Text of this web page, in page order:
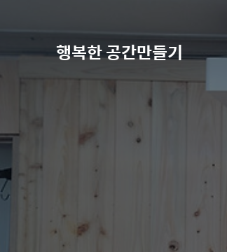
행복한 공간만들기